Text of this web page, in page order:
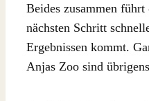
Beides zusammen führt
nächsten Schritt
Ergebnissen kommt.
Anjas Zoo sind